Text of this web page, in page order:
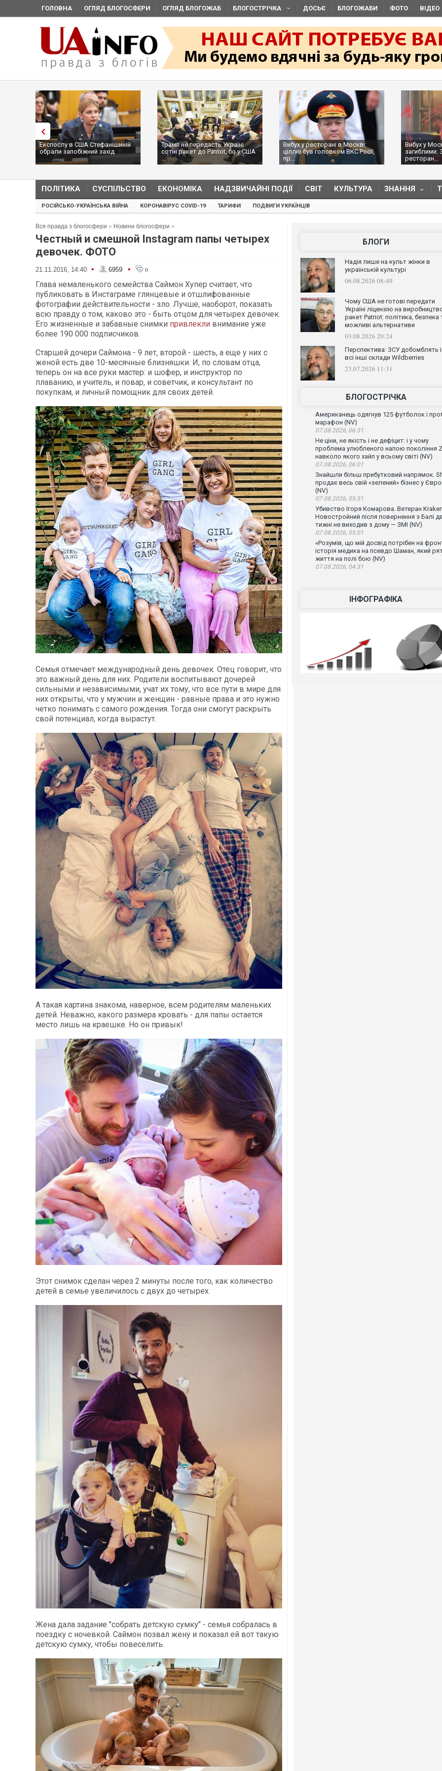
ГОЛОВНА ОГЛЯД БЛОГОСФЕРИ ОГЛЯД БЛОГОЖАБ БЛОГОСТРІЧКА ДОСЬЄ БЛОГОЖАБИ ФОТО ВІДЕО
Трамп не передасть Україні
сотні ракет до Patriot, бо у США
...
Вибух у ресторані в Москві:
ціллю був головком ВКС Росії,
пр...
Вибух у Москві з трьома
загиблими: ЗМІ пишуть, що в
ресторан...
На
ПОЛІТИКА СУСПІЛЬСТВО ЕКОНОМІКА НАДЗВИЧАЙНІ ПОДІЇ СВІТ КУЛЬТУРА ЗНАННЯ
РОСІЙСЬКО-УКРАЇНСЬКА ВІЙНА КОРОНАВІРУС COVID-19 ТАРИФИ ПОДВИГИ УКРАЇНЦІВ
Вся правда з блогосфери » Новини блогосфери »
Честный и смешной Instagram папы четырех
девочек. ФОТО
21.11.2016, 14:40 • 6959 • 0
Глава немаленького семейства Саймон Хупер считает, что
публиковать в Инстаграме глянцевые и отшлифованные
фотографии действительности - зло. Лучше, наоборот, показать
всю правду о том, каково это - быть отцом для четырех девочек.
Его жизненные и забавные снимки привлекли внимание уже
более 190 000 подписчиков.
Старшей дочери Саймона - 9 лет, второй - шесть, а еще у них с
женой есть две 10-месячные близняшки. И, по словам отца,
теперь он на все руки мастер: и шофер, и инструктор по
плаванию, и учитель, и повар, и советчик, и консультант по
покупкам, и личный помощник для своих детей.
Семья отмечает международный день девочек. Отец говорит, что
это важный день для них. Родители воспитывают дочерей
сильными и независимыми, учат их тому, что все пути в мире для
них открыты, что у мужчин и женщин - равные права и это нужно
четко понимать с самого рождения. Тогда они смогут раскрыть
свой потенциал, когда вырастут.
А такая картина знакома, наверное, всем родителям маленьких
детей. Неважно, какого размера кровать - для папы остается
место лишь на краешке. Но он привык!
Этот снимок сделан через 2 минуты после того, как количество
детей в семье увеличилось с двух до четырех.
Жена дала задание "собрать детскую сумку" - семья собралась в
поездку с ночевкой. Саймон позвал жену и показал ей вот такую
детскую сумку, чтобы повеселить.
БЛОГИ
Надія лише на культ жінки в
українській культурі
06.08.2026 08:49
Чому США не готові передати
Україні ліцензію на
ракет Patriot: політика, безпека
можливі альтернативи
03.08.2026 20:24
Перспектива: ЗСУ добомблять і
всі інші склади Wildberries
23.07.2026 11:31
БЛОГОСТРІЧКА
Американець одягнув 125 футболок і
марафон (NV)
07.08.2026, 06:31
Не ціни, не якість і не дефіцит: і у чому
проблема улюбленого напою покоління
навколо якого хайп у всьому світі (NV)
07.08.2026, 06:01
Знайшли більш прибутковий напрямок.
продає весь свій «зелений» бізнес у
(NV)
07.08.2026, 05:31
Убивство Ігоря Комарова. Ветеран Kraken
Новостройний після повернення з Балі
тижні не виходив з дому — ЗМІ (NV)
07.08.2026, 05:01
«Розумів, що мій досвід потрібен на
історія медика на псевдо Шаман, який
життя на полі бою (NV)
07.08.2026, 04:31
ІНФОГРАФІКА